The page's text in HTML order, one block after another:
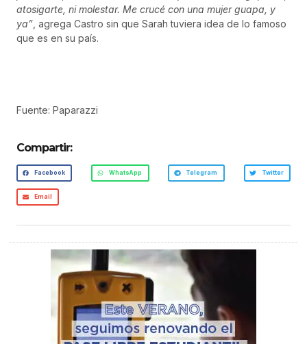
atosigarte, ni molestar. Me crucé con una mujer guapa, y
ya” , agrega Castro sin que Sarah tuviera idea de lo famoso
que es en su país.
Fuente: Paparazzi
Compartir:
Facebook WhatsApp Telegram Twitter
Email